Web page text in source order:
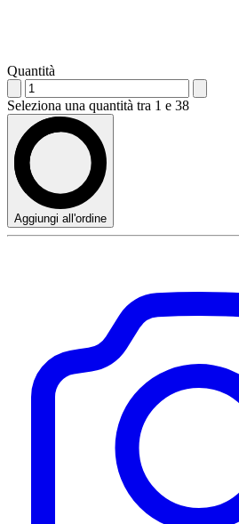
Quantità
Seleziona una quantità tra 1 e 38
Aggiungi all'ordine